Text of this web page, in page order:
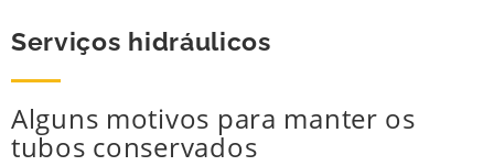
Serviços hidráulicos
Alguns motivos para manter os
tubos conservados